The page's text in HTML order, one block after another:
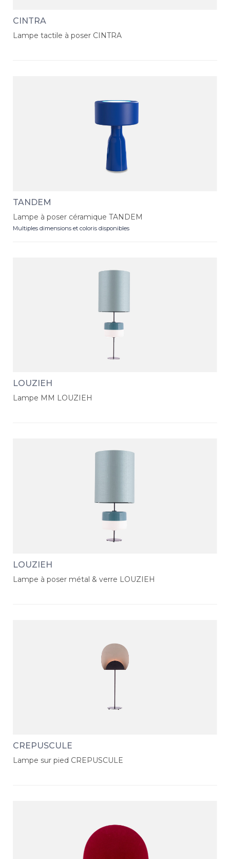
CINTRA
Lampe tactile à poser CINTRA
TANDEM
Lampe à poser céramique TANDEM
Multiples dimensions et coloris disponibles
LOUZIEH
Lampe MM LOUZIEH
LOUZIEH
Lampe à poser métal & verre LOUZIEH
CREPUSCULE
Lampe sur pied CREPUSCULE